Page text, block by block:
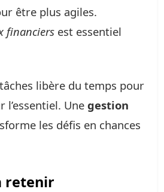
être plus agiles.
financiers est essentiel
libère du temps pour
l’essentiel. Une gestion
les défis en chances
retenir